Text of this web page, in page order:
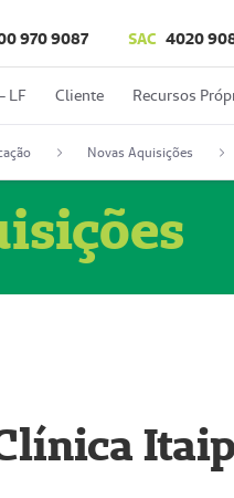
970 9087 SAC 4020
LF Cliente Recursos
Novas Aquisições